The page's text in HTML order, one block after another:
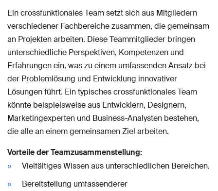
Ein crossfunktionales Team setzt sich aus Mitgliedern
verschiedener Fachbereiche zusammen, die gemeinsam
an Projekten arbeiten. Diese Teammitglieder bringen
unterschiedliche Perspektiven, Kompetenzen und
Erfahrungen ein, was zu einem umfassenden Ansatz bei
der Problemlösung und Entwicklung innovativer
Lösungen führt. Ein typisches crossfunktionales Team
könnte beispielsweise aus Entwicklern, Designern,
Marketingexperten und Business-Analysten bestehen,
die alle an einem gemeinsamen Ziel arbeiten.
Vorteile der Teamzusammenstellung:
Vielfältiges Wissen aus unterschiedlichen Bereichen.
Bereitstellung umfassenderer